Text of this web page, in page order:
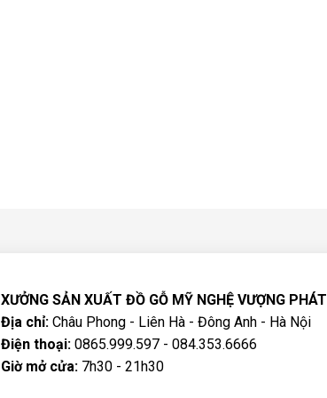
XƯỞNG SẢN XUẤT ĐỒ GỖ MỸ NGHỆ VƯỢNG PHÁT
Địa chỉ: Châu Phong - Liên Hà - Đông Anh - Hà Nội
Điện thoại: 0865.999.597 - 084.353.6666
Giờ mở cửa: 7h30 - 21h30